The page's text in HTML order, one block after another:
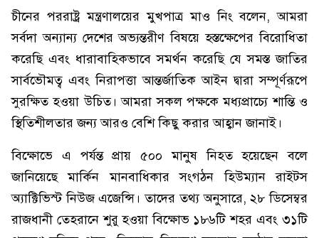
চীনের পররাষ্ট্র মন্ত্রণালয়ের মুখপাত্র মাও নিং বলেন, আমরা
সর্বদা অন্যান্য দেশের অভ্যন্তরীণ বিষয়ে হস্তক্ষেপের বিরোধিতা
করেছি এবং ধারাবাহিকভাবে সমর্থন করেছি যে সমস্ত জাতির
সার্বভৌমত্ব এবং নিরাপত্তা আন্তর্জাতিক আইন দ্বারা সম্পূর্ণরূপে
সুরক্ষিত হওয়া উচিত। আমরা সকল পক্ষকে মধ্যপ্রাচ্যে শান্তি ও
স্থিতিশীলতার জন্য আরও বেশি কিছু করার আহ্বান জানাই।
বিক্ষোভে এ পর্যন্ত প্রায় ৫০০ মানুষ নিহত হয়েছেন বলে
জানিয়েছে মার্কিন মানবাধিকার সংগঠন হিউম্যান রাইটস
অ্যাক্টিভিস্ট নিউজ এজেন্সি। তাদের তথ্য অনুসারে, ২৮ ডিসেম্বর
রাজধানী তেহরানে শুরু হওয়া বিক্ষোভ ১৮৬টি শহর এবং ৩১টি